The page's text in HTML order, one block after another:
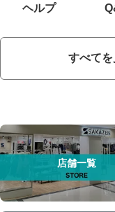
ヘルプ
すべてを
店舗一覧